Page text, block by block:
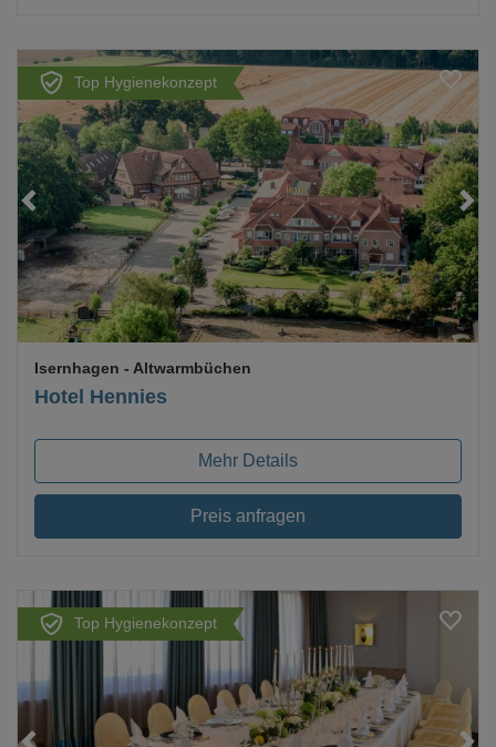
Top Hygienekonzept
Loading...
Hotel Hennies
Isernhagen - Altwarmbüchen
Mehr Details
Preis anfragen
Top Hygienekonzept
Loading...